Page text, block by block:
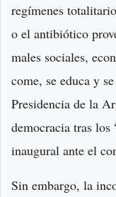
regímenes
o el antibiótico
males sociales,
come, se educa y
Presidencia de la
democracia tras los
inaugural ante el
Sin embargo, la